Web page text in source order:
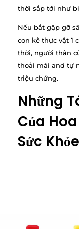
thời sắp tới như
Nếu bắt gặp gỡ
con kê thực vật 1
thời, người thân
thoải mái and tự
triệu chứng.
Những
Của
Sức Khỏe